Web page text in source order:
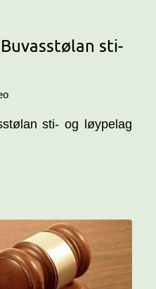
sti-
sti- og løypelag